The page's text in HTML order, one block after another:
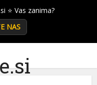
⭐ Vas zanima?
NAS